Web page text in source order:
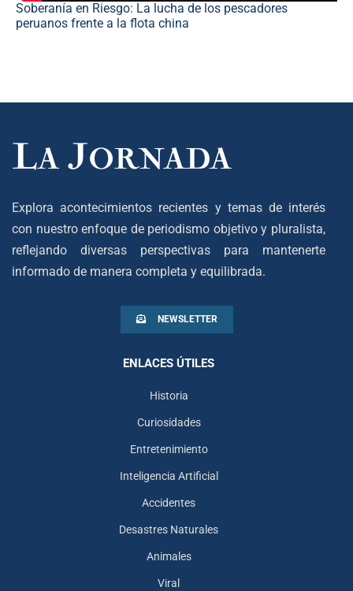
Soberanía en Riesgo: La lucha de los pescadores
peruanos frente a la flota china
Explora acontecimientos recientes y temas de interés
con nuestro enfoque de periodismo objetivo y pluralista,
reflejando diversas perspectivas para mantenerte
informado de manera completa y equilibrada.
NEWSLETTER
ENLACES ÚTILES
Historia
Curiosidades
Entretenimiento
Inteligencia Artificial
Accidentes
Desastres Naturales
Animales
Viral